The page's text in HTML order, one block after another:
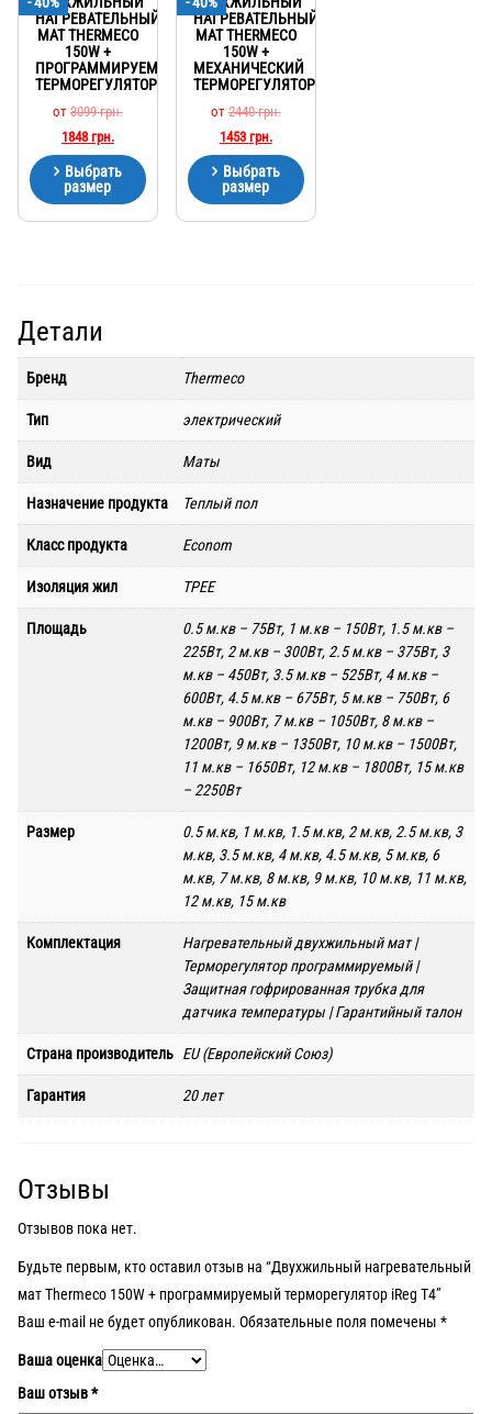
НАГРЕВАТЕЛЬНЫЙ
МАТ THERMECO
150W +
ПРОГРАММИРУЕМЫЙ
ТЕРМОРЕГУЛЯТОР
от 3099грн.
1848 грн.
Выбрать
размер
НАГРЕВАТЕЛЬНЫЙ
МАТ THERMECO
150W +
МЕХАНИЧЕСКИЙ
ТЕРМОРЕГУЛЯТОР
от2440грн.
1453 грн.
Выбрать
размер
Детали
Бренд Thermeco
Тип электрический
Вид Маты
Назначение продукта Теплый пол
Класс продукта Econom
Изоляция жил TPEE
Площадь
0.5 м.кв – 75Вт, 1 м.кв – 150Вт, 1.5 м.кв –
225Вт, 2 м.кв – 300Вт, 2.5 м.кв – 375Вт, 3
м.кв – 450Вт, 3.5 м.кв – 525Вт, 4 м.кв –
600Вт, 4.5 м.кв – 675Вт, 5 м.кв – 750Вт, 6
м.кв – 900Вт, 7 м.кв – 1050Вт, 8 м.кв –
1200Вт, 9 м.кв – 1350Вт, 10 м.кв – 1500Вт,
11 м.кв – 1650Вт, 12 м.кв – 1800Вт, 15 м.кв
– 2250Вт
Размер
0.5 м.кв, 1 м.кв, 1.5 м.кв, 2 м.кв, 2.5 м.кв, 3
м.кв, 3.5 м.кв, 4 м.кв, 4.5 м.кв, 5 м.кв, 6
м.кв, 7 м.кв, 8 м.кв, 9 м.кв, 10 м.кв, 11 м.кв,
12 м.кв, 15 м.кв
Комплектация
Нагревательный двухжильный мат |
Терморегулятор программируемый |
Защитная гофрированная трубка для
датчика температуры | Гарантийный талон
Страна производитель EU (Европейский Союз)
Гарантия 20 лет
Отзывы
Отзывов пока нет.
Будьте первым, кто оставил отзыв на “Двухжильный нагревательный
мат Thermeco 150W + программируемый терморегулятор iReg T4”
Ваш e-mail не будет опубликован. Обязательные поля помечены *
Ваша оценка
Ваш отзыв*